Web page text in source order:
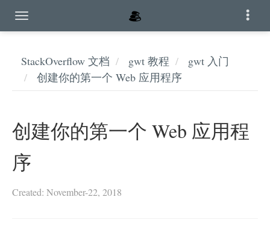
StackOverflow 文档 gwt 教程
gwt 入门
创建你的第一个 Web 应用程序
创建你的第一个 Web 应用程
序
Created: November-22, 2018